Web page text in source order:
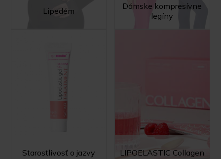
Lipedém
Dámske kompresívne
legíny
Starostlivosť o jazvy LIPOELASTIC Collagen